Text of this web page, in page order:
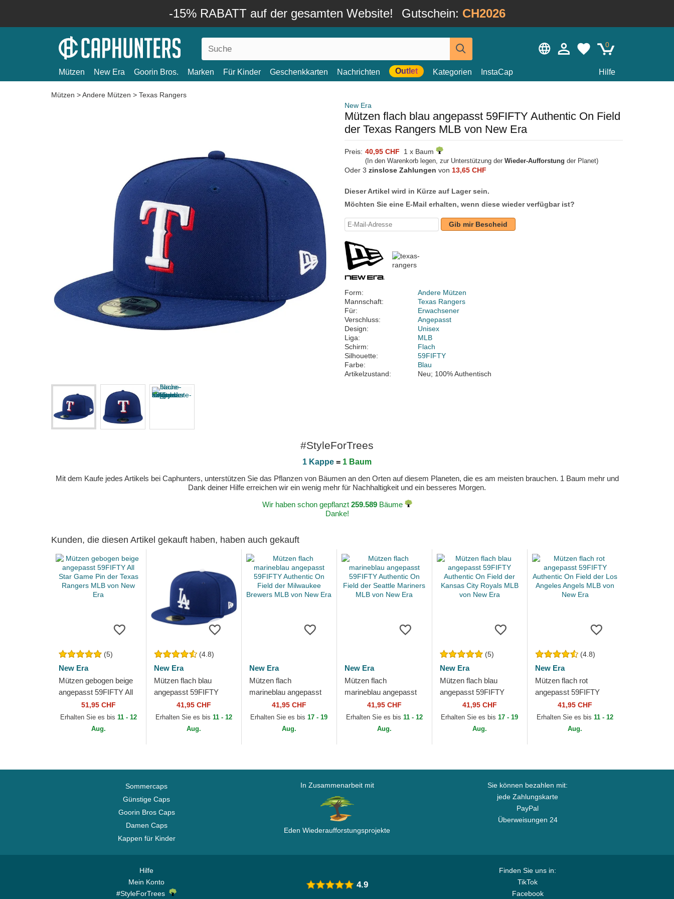
-15% RABATT auf der gesamten Website! Gutschein: CH2026
0
Mützen New Era Goorin Bros. Marken Für Kinder Geschenkkarten Nachrichten Outlet Kategorien InstaCap Hilfe
Mützen >Andere Mützen > Texas Rangers
New Era
Mützen flach blau angepasst 59FIFTY Authentic On Field
der Texas Rangers MLB von New Era
Preis: 40,95 CHF 1 x Baum
(In den Warenkorb legen, zur Unterstützung der Wieder-Aufforstung der Planet)
Oder 3 zinslose Zahlungen von 13,65 CHF
Dieser Artikel wird in Kürze auf Lager sein.
Möchten Sie eine E-Mail erhalten, wenn diese wieder verfügbar ist?
Gib mir Bescheid
Form:
Andere Mützen
Mannschaft:
Texas Rangers
Für:
Erwachsener
Verschluss:
Angepasst
Design:
Unisex
Liga:
MLB
Schirm:
Flach
Silhouette:
59FIFTY
Farbe:
Blau
Artikelzustand:
Neu; 100% Authentisch
#StyleForTrees
1 Kappe = 1 Baum
Mit dem Kaufe jedes Artikels bei Caphunters, unterstützen Sie das Pflanzen von Bäumen an den Orten auf diesem Planeten, die es am meisten brauchen. 1 Baum mehr und
Dank deiner Hilfe erreichen wir ein wenig mehr für Nachhaltigkeit und ein besseres Morgen.
Wir haben schon gepflanzt 259.589Bäume
Danke!
Kunden, die diesen Artikel gekauft haben, haben auch gekauft
(5)
New Era
Mützen gebogen beige
angepasst 59FIFTY All
Star Game Pin der
Texas Rangers MLB
von New Era
51,95 CHF
Erhalten Sie es bis 11 - 12
Aug.
(4.8)
New Era
Mützen flach blau
angepasst 59FIFTY
Authentic On Field
Game der Los Angeles
Dodgers MLB von New
41,95 CHF
Erhalten Sie es bis 11 - 12
Aug.
New Era
Mützen flach
marineblau angepasst
59FIFTY Authentic On
Field der Milwaukee
Brewers MLB von New
41,95 CHF
Erhalten Sie es bis17 - 19
Aug.
New Era
Mützen flach
marineblau angepasst
59FIFTY Authentic On
Field der Seattle
Mariners MLB von New
41,95 CHF
Erhalten Sie es bis 11 - 12
Aug.
(5)
New Era
Mützen flach blau
angepasst 59FIFTY
Authentic On Field der
Kansas City Royals
MLB von New Era
41,95 CHF
Erhalten Sie es bis17 - 19
Aug.
(4.8)
New Era
Mützen flach rot
angepasst 59FIFTY
Authentic On Field der
Los Angeles Angels
MLB von New Era
41,95 CHF
Erhalten Sie es bis11 - 12
Aug.
Sommercaps
Günstige Caps
Goorin Bros Caps
Damen Caps
Kappen für Kinder
In Zusammenarbeit mit
Eden Wiederaufforstungsprojekte
Sie können bezahlen mit:
jede Zahlungskarte
PayPal
Überweisungen 24
Hilfe
Mein Konto
#StyleForTrees
Finden Sie uns in:
TikTok
Facebook
4.9